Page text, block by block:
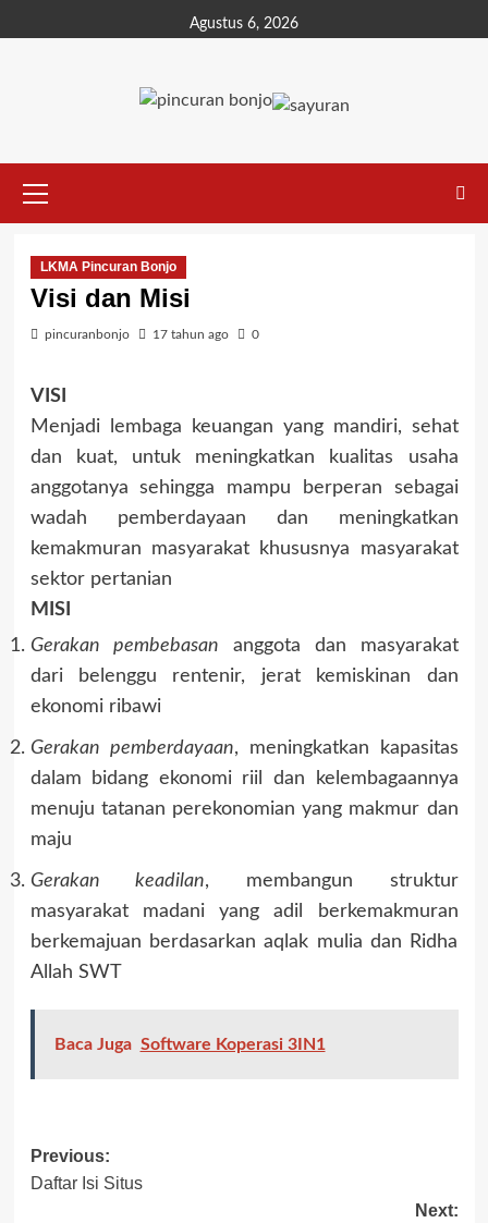
Agustus 6, 2026
LKMA Pincuran Bonjo
Visi dan Misi
pincuranbonjo 17 tahun ago 0
VISI
Menjadi lembaga keuangan yang mandiri, sehat
dan kuat, untuk meningkatkan kualitas usaha
anggotanya sehingga mampu berperan sebagai
wadah pemberdayaan dan meningkatkan
kemakmuran masyarakat khususnya masyarakat
sektor pertanian
MISI
Gerakan pembebasan anggota dan masyarakat
dari belenggu rentenir, jerat kemiskinan dan
ekonomi ribawi
Gerakan pemberdayaan, meningkatkan kapasitas
dalam bidang ekonomi riil dan kelembagaannya
menuju tatanan perekonomian yang makmur dan
maju
Gerakan keadilan, membangun struktur
masyarakat madani yang adil berkemakmuran
berkemajuan berdasarkan aqlak mulia dan Ridha
Allah SWT
Baca Juga Software Koperasi 3IN1
Previous:
Daftar Isi Situs
Next: